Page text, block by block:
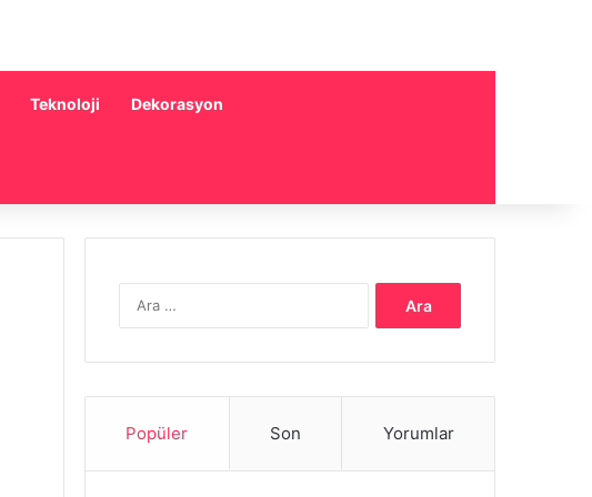
Teknoloji Dekorasyon
Popüler Son Yorumlar